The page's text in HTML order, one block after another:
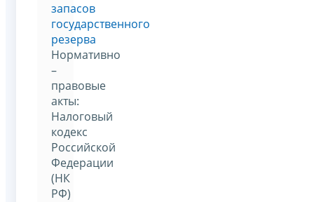
запасов
государственного
резерва
Нормативно
–
правовые
акты:
Налоговый
кодекс
Российской
Федерации
(НК
РФ)